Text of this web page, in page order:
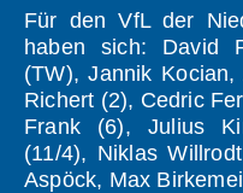
Für den VfL der
haben sich: David
(TW), Jannik
Richert (2), Cedric
Frank (6), Julius
(11/4), Niklas
Aspöck, Max